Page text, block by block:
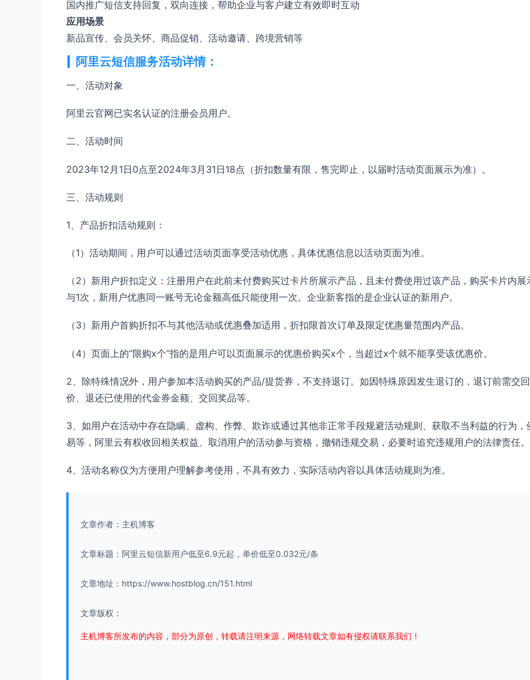
国内推广短信支持回复，双向连接，帮助企业与客户建立有效即时互动
应用场景
新品宣传、会员关怀、商品促销、活动邀请、跨境营销等
阿里云短信服务活动详情：
一、活动对象
阿里云官网已实名认证的注册会员用户。
二、活动时间
2023年12月1日0点至2024年3月31日18点（折扣数量有限，售完即止，以届时活动页面展示为准）。
三、活动规则
1、产品折扣活动规则：
（1）活动期间，用户可以通过活动页面享受活动优惠，具体优惠信息以活动页面为准。
（2）新用户折扣定义：注册用户在此前未付费购买过卡片所展示产品，且未付费使用过该产品，购买卡片内
与1次，新用户优惠同一账号无论金额高低只能使用一次。企业新客指的是企业认证的新用户。
（3）新用户首购折扣不与其他活动或优惠叠加适用，折扣限首次订单及限定优惠量范围内产品。
（4）页面上的“限购x个”指的是用户可以页面展示的优惠价购买x个，当超过x个就不能享受该优惠价。
2、除特殊情况外，用户参加本活动购买的产品/提货券，不支持退订。如因特殊原因发生退订的，退订前需交
价、退还已使用的代金券金额、交回奖品等。
3、如用户在活动中存在隐瞒、虚构、作弊、欺诈或通过其他非正常手段规避活动规则、获取不当利益的行为
易等，阿里云有权收回相关权益、取消用户的活动参与资格，撤销违规交易，必要时追究违规用户的法律责任。
4、活动名称仅为方便用户理解参考使用，不具有效力，实际活动内容以具体活动规则为准。
文章作者：主机博客
文章标题：阿里云短信新用户低至6.9元起，单价低至0.032元/条
文章地址：https://www.hostblog.cn/151.html
文章版权：
主机博客所发布的内容，部分为原创，转载请注明来源，网络转载文章如有侵权请联系我们！